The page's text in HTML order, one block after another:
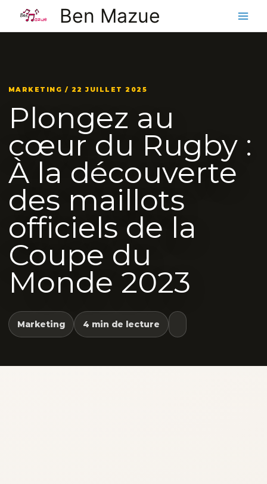
contenu
Ben Mazue
MARKETING / 22 JUILLET 2025
Plongez au
cœur du Rugby :
À la découverte
des maillots
officiels de la
Coupe du
Monde 2023
Marketing 4 min de lecture